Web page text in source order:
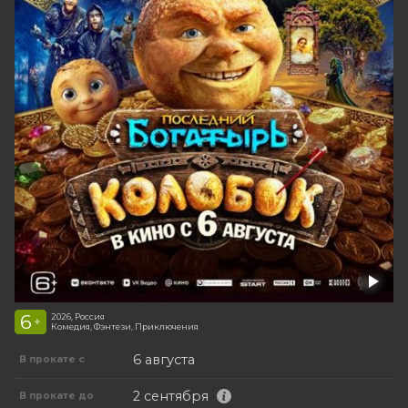
6 +
2026, Россия
Комедия, Фэнтези, Приключения
В прокате с 6 августа
В прокате до 2 сентября